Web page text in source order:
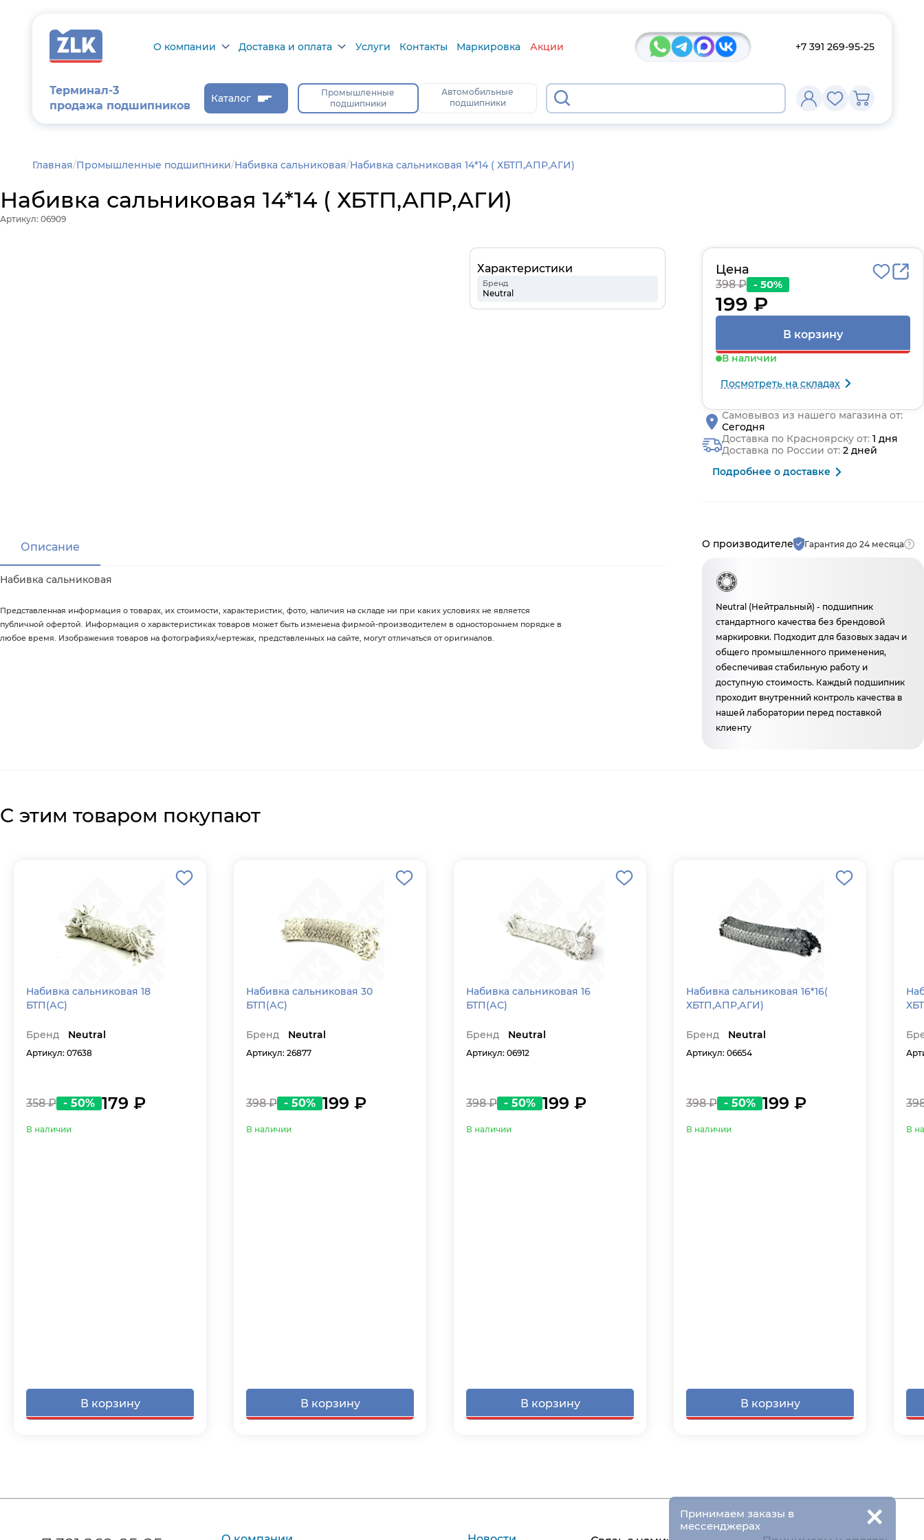
О компании
О компании
Сертификаты на
продукцию
Новости
диагностика
Доставка и оплата
Доставка и оплата
Возврат товара
Услуги Контакты Маркировка Акции +7 391 269-95-25
Терминал-3
продажа подшипников
Каталог
Промышленные
подшипники
Автомобильные
подшипники
Главная/Промышленные подшипники Набивка сальниковая Набивка сальниковая 14*14 ( ХБТП,АПР,АГИ)
Набивка сальниковая 14*14 ( ХБТП,АПР,АГИ)
Артикул: 06909
Характеристики
Бренд
Neutral
Цена
398 ₽ - 50%
199 ₽
В корзину
В наличии
Посмотреть на складах
Самовывоз из нашего магазина от:
Сегодня
Доставка по Красноярску от:1 дня
Доставка по России от:2 дней
Подробнее о доставке
Описание
Набивка сальниковая
Представленная информация о товарах, их стоимости, характеристик, фото, наличия на складе ни при каких условиях не является
публичной офертой. Информация о характеристиках товаров может быть изменена фирмой-производителем в одностороннем порядке в
любое время. Изображения товаров на фотографиях/чертежах, представленных на сайте, могут отличаться от оригиналов.
Производитель и гарантия
О производителе Гарантия до 24 месяца
Neutral (Нейтральный) - подшипник
стандартного качества без брендовой
маркировки. Подходит для базовых задач и
общего промышленного применения,
обеспечивая стабильную работу и
доступную стоимость. Каждый подшипник
проходит внутренний контроль качества в
нашей лаборатории перед поставкой
клиенту
С этим товаром покупают
Набивка сальниковая 18
БТП(АС)
Бренд Neutral
Артикул: 07638
358 ₽ - 50% 179 ₽
В наличии
В корзину
Набивка сальниковая 30
БТП(АС)
Бренд Neutral
Артикул: 26877
398 ₽ - 50% 199 ₽
В наличии
В корзину
Набивка сальниковая 16
БТП(АС)
Бренд Neutral
Артикул: 06912
398 ₽ - 50% 199 ₽
В наличии
В корзину
Набивка сальниковая 16*16(
ХБТП,АПР,АГИ)
Бренд Neutral
Артикул: 06654
398 ₽ - 50% 199 ₽
В наличии
В корзину
В
Принимаем заказы в
мессенджерах
×